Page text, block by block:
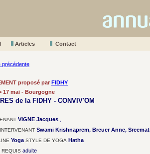
Articles Contact
précédente
proposé par FIDHY
mai - Bourgogne
de la FIDHY - CONVIV'OM
VIGNE Jacques
Swami Krishnaprem, Breuer Anne,
Yoga STYLE DE YOGA Hatha
REQUIS adulte